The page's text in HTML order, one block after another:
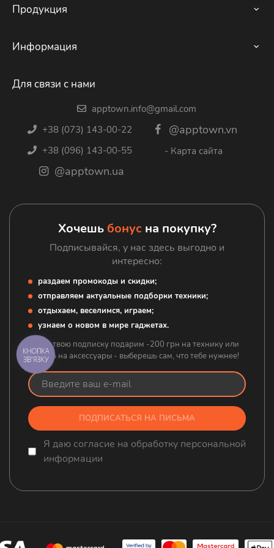
📱CarCharger Devia Smart Dual USB for Apple IOS
📱CarCharger Energizer with Lightning 1A
Продукция
iPad
Игровые приставки
Зарядные станции
Google
Аксессуары
Информация
Ремонт
Доставка и оплата
Гарантия
Для связи с нами
apptown.info@gmail.com
+38 (073) 143-00-22
+38 (096) 143-00-55
@apptown.ua
@apptown.vn
- Карта сайта
Хочешь бонусна покупку?
Подписывайся, у нас здесь выгодно и
интересно:
раздаем промокоды и скидки;
отправляем актуальные подборки техники;
отдыхаем, веселимся, играем;
узнаем о новом в мире гаджетах.
А за твою подписку подарим -200 грн на технику или
-20% на аксессуары - выберешь сам, что тебе нужнее!
ПОДПИСАТЬСЯ НА ПИСЬМА
Я даю согласие на обработку персональной
информации
КНОПКА
ЗВ'ЯЗКУ